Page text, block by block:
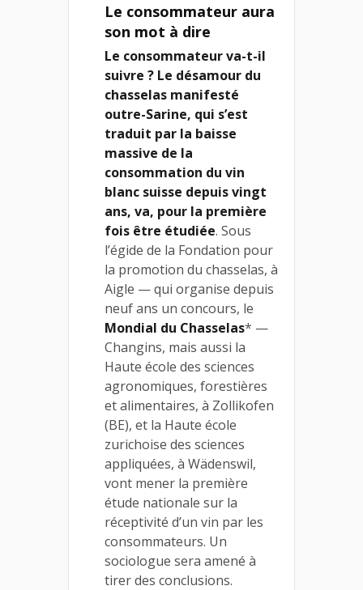
Le consommateur aura
son mot à dire
Le consommateur va-t-il
suivre ? Le désamour du
chasselas manifesté
outre-Sarine, qui s’est
traduit par la baisse
massive de la
consommation du vin
blanc suisse depuis vingt
ans, va, pour la première
fois être étudiée. Sous
l’égide de la Fondation pour
la promotion du chasselas, à
Aigle — qui organise depuis
neuf ans un concours, le
Mondial du Chasselas* —
Changins, mais aussi la
Haute école des sciences
agronomiques, forestières
et alimentaires, à Zollikofen
(BE), et la Haute école
zurichoise des sciences
appliquées, à Wädenswil,
vont mener la première
étude nationale sur la
réceptivité d’un vin par les
consommateurs. Un
sociologue sera amené à
tirer des conclusions.